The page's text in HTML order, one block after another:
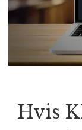
Hvis